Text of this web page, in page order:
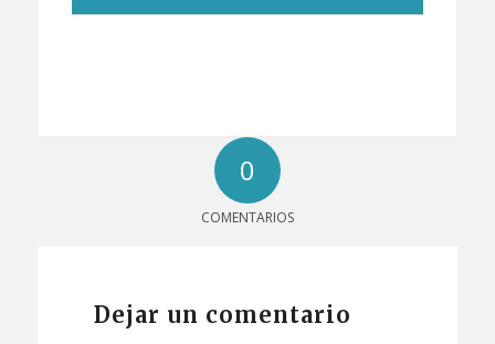
0
COMENTARIOS
Dejar un comentario